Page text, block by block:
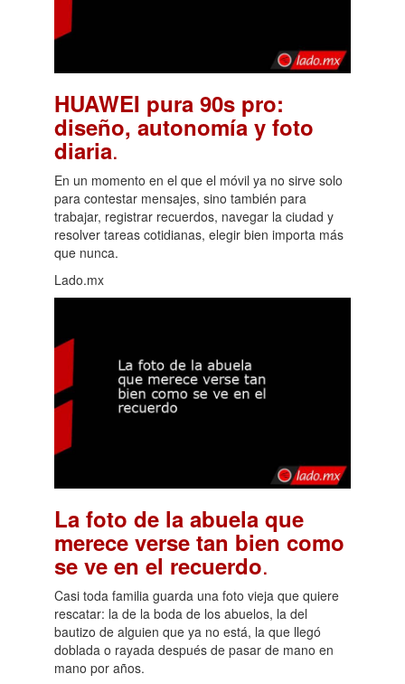
HUAWEI pura 90s pro:
diseño, autonomía y foto
diaria.
En un momento en el que el móvil ya no sirve solo
para contestar mensajes, sino también para
trabajar, registrar recuerdos, navegar la ciudad y
resolver tareas cotidianas, elegir bien importa más
que nunca.
Lado.mx
La foto de la abuela que
merece verse tan bien como
se ve en el recuerdo.
Casi toda familia guarda una foto vieja que quiere
rescatar: la de la boda de los abuelos, la del
bautizo de alguien que ya no está, la que llegó
doblada o rayada después de pasar de mano en
mano por años.